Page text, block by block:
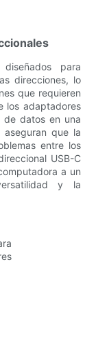
para
direcciones, lo
que requieren
los adaptadores
de datos en una
aseguran que la
entre los
USB-C
a un
y la